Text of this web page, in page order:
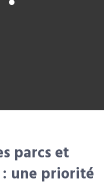
parcs et
une priorité